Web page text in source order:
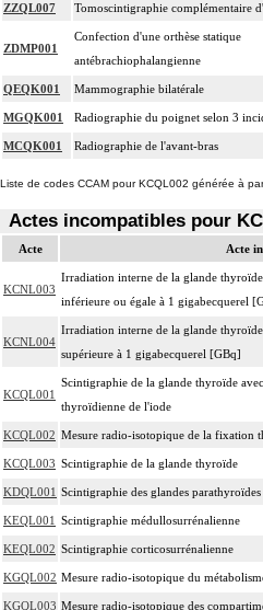
ZZQL007 Tomoscintigraphie complémentaire
ZDMP001
Confection d'une orthèse statique
antébrachiophalangienne
QEQK001 Mammographie bilatérale
MGQK001 Radiographie du poignet selon 3
MCQK001 Radiographie de l'avant-bras
Liste de codes CCAM pour KCQL002 générée à
Actes incompatibles pour
Acte Acte
KCNL003
Irradiation interne de la glande
inférieure ou égale à 1 gigabecquerel
KCNL004
Irradiation interne de la glande
supérieure à 1 gigabecquerel [GBq]
KCQL001
Scintigraphie de la glande thyroïde
thyroïdienne de l'iode
KCQL002 Mesure radio-isotopique de la fixation
KCQL003 Scintigraphie de la glande thyroïde
KDQL001 Scintigraphie des glandes parathyroïdes
KEQL001 Scintigraphie médullosurrénalienne
KEQL002 Scintigraphie corticosurrénalienne
KGQL002 Mesure radio-isotopique du
KGQL003 Mesure radio-isotopique des